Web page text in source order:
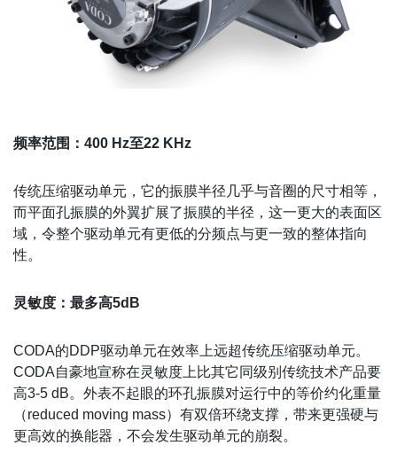
频率范围：400 Hz至22 KHz
传统压缩驱动单元，它的振膜半径几乎与音圈的尺寸相等，
而平面孔振膜的外翼扩展了振膜的半径，这一更大的表面区
域，令整个驱动单元有更低的分频点与更一致的整体指向
性。
灵敏度：最多高5dB
CODA的DDP驱动单元在效率上远超传统压缩驱动单元。
CODA自豪地宣称在灵敏度上比其它同级别传统技术产品要
高3-5 dB。外表不起眼的环孔振膜对运行中的等价约化重量
（reduced moving mass）有双倍环绕支撑，带来更强硬与
更高效的换能器，不会发生驱动单元的崩裂。